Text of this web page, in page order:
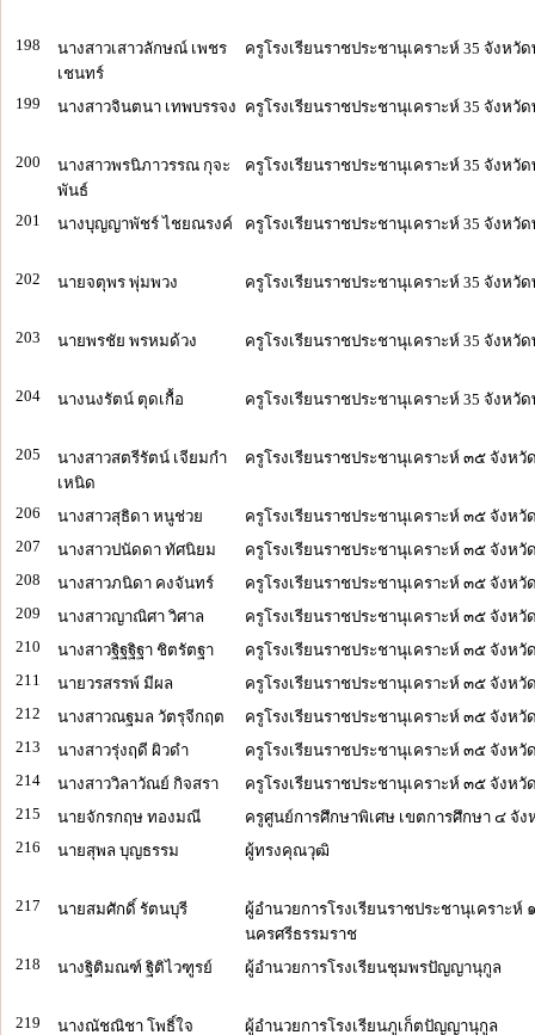
198
นางสาวเสาวลักษณ์ เพชร
เชนทร์
ครูโรงเรียนราชประชานุเคราะห์ 35 จังหวัด
199 นางสาวจินตนา เทพบรรจง ครูโรงเรียนราชประชานุเคราะห์ 35 จังหวัด
200
นางสาวพรนิภาวรรณ กุจะ
พันธ์
ครูโรงเรียนราชประชานุเคราะห์ 35 จังหวัด
201 นางบุญญาพัชร์ ไชยณรงค์ ครูโรงเรียนราชประชานุเคราะห์ 35 จังหวัด
202 นายจตุพร พุ่มพวง ครูโรงเรียนราชประชานุเคราะห์ 35 จังหวัด
203 นายพรชัย พรหมด้วง ครูโรงเรียนราชประชานุเคราะห์ 35 จังหวัด
204 นางนงรัตน์ ตุดเกื้อ ครูโรงเรียนราชประชานุเคราะห์ 35 จังหวัด
205
นางสาวสตรีรัตน์ เจียมกำ
เหนิด
ครูโรงเรียนราชประชานุเคราะห์ ๓๕ จังหวั
206 นางสาวสุธิดา หนูช่วย
ครูโรงเรียนราชประชานุเคราะห์ ๓๕ จังหวั
207
นางสาวปนัดดา ทัศนิยม
ครูโรงเรียนราชประชานุเคราะห์ ๓๕ จังหวั
208
นางสาวภนิดา คงจันทร์
ครูโรงเรียนราชประชานุเคราะห์ ๓๕ จังหวั
209
นางสาวญาณิศา วิศาล
ครูโรงเรียนราชประชานุเคราะห์ ๓๕ จังหวั
210
นางสาวฐิฐฐิฐา ชิตรัตฐา
ครูโรงเรียนราชประชานุเคราะห์ ๓๕ จังหวั
211
นายวรสรรพ์ มีผล
ครูโรงเรียนราชประชานุเคราะห์ ๓๕ จังหวั
212
นางสาวณฐมล วัตรุจีกฤต
ครูโรงเรียนราชประชานุเคราะห์ ๓๕ จังหวั
213
นางสาวรุ่งฤดี ผิวดำ
ครูโรงเรียนราชประชานุเคราะห์ ๓๕ จังหวั
214
นางสาววิลาวัณย์ กิจสรา
ครูโรงเรียนราชประชานุเคราะห์ ๓๕ จังหวั
215
นายจักรกฤษ ทองมณี
ครูศูนย์การศึกษาพิเศษ เขตการศึกษา ๔ จัง
216
นายสุพล บุญธรรม ผู้ทรงคุณวุฒิ
217 นายสมศักดิ์ รัตนบุรี
ผู้อำนวยการโรงเรียนราชประชานุเคราะห์
นครศรีธรรมราช
218
นางฐิติมณฑ์ ฐิติไวฑูรย์ ผู้อำนวยการโรงเรียนชุมพรปัญญานุกูล
219 นางณัชณิชา โพธิ์ใจ ผู้อำนวยการโรงเรียนภูเก็ตปัญญานุกูล